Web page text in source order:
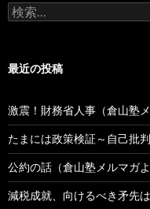
稿
検
索:
最近の投稿
激震！財務省人事（倉山塾メ
たまには政策検証～自己批
公約の話（倉山塾メルマガよ
減税成就、向けるべき矛先